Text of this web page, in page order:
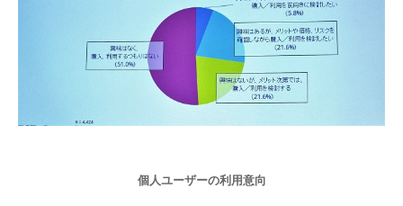
個人ユーザーの利用意向